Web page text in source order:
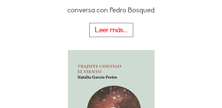
conversa con Pedro Bosqued
Leer más...